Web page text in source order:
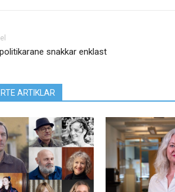
snakkar enklast
ARTIKLAR